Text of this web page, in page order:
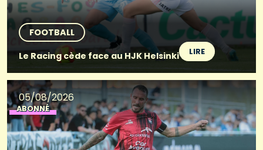
FOOTBALL
Le Racing cède face au HJK Helsinki
LIRE
05/08/2026
ABONNÉ